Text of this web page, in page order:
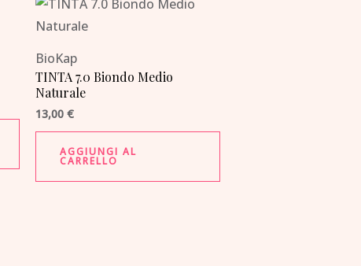
BioKap
TINTA 7.0 Biondo Medio
Naturale
13,00 €
AGGIUNGI AL
CARRELLO